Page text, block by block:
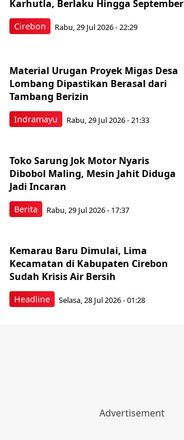
Cirebon
Karhutla, Berlaku Hingga September
Rabu, 29 Jul 2026 - 22:29
Indramayu
Material Urugan Proyek Migas Desa
Lombang Dipastikan Berasal dari
Tambang Berizin
Rabu, 29 Jul 2026 - 21:33
Berita
Toko Sarung Jok Motor Nyaris
Dibobol Maling, Mesin Jahit Diduga
Jadi Incaran
Rabu, 29 Jul 2026 - 17:37
Headline
Kemarau Baru Dimulai, Lima
Kecamatan di Kabupaten Cirebon
Sudah Krisis Air Bersih
Selasa, 28 Jul 2026 - 01:28